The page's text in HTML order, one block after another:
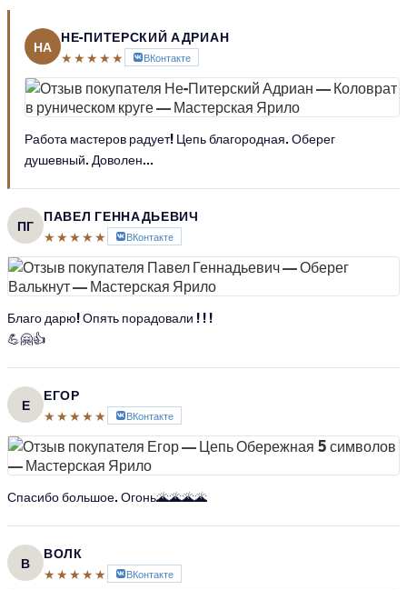
НА
НЕ-ПИТЕРСКИЙ АДРИАН
★★★★★
ВКонтакте
Работа мастеров радует! Цепь благородная. Оберег
душевный. Доволен...
ПГ
ПАВЕЛ ГЕННАДЬЕВИЧ
★★★★★
ВКонтакте
Благо дарю! Опять порадовали ! ! !
💪🤗👍
Е
ЕГОР
★★★★★
ВКонтакте
Спасибо большое. Огонь🌋🌋🌋🌋
В
ВОЛК
★★★★★
ВКонтакте